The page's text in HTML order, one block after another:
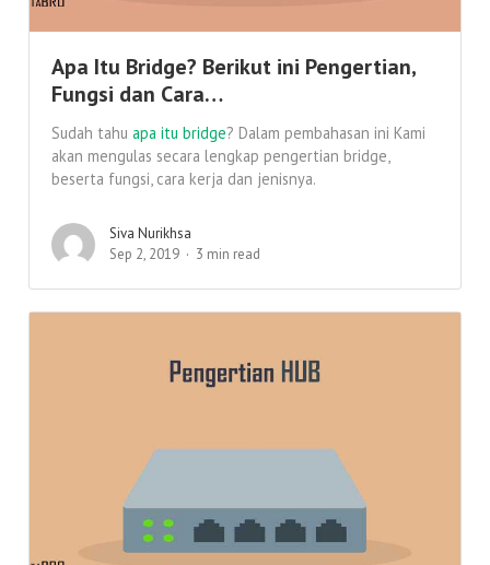
Apa Itu Bridge? Berikut ini Pengertian,
Fungsi dan Cara…
Sudah tahuapa itu bridge? Dalam pembahasan ini Kami
akan mengulas secara lengkap pengertian bridge,
beserta fungsi, cara kerja dan jenisnya.
Siva Nurikhsa
Sep 2, 2019
3 min read